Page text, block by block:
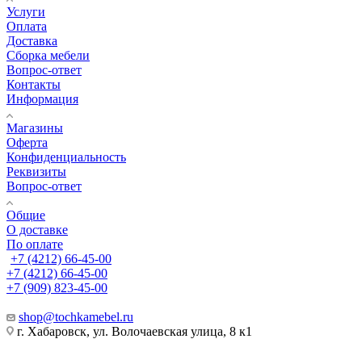
Услуги
Оплата
Доставка
Сборка мебели
Вопрос-ответ
Контакты
Информация
Магазины
Оферта
Конфиденциальность
Реквизиты
Вопрос-ответ
Общие
О доставке
По оплате
+7 (4212) 66-45-00
+7 (4212) 66-45-00
+7 (909) 823-45-00
shop@tochkamebel.ru
г. Хабаровск, ул. Волочаевская улица, 8 к1